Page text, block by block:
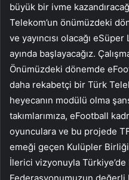
büyük bir ivme
Telekom’un önümüzdeki
ve yayıncısı olacağı
ayında başlayacağız.
Önümüzdeki dönemde
daha rekabetçi bir Türk
heyecanın modülü olma
takımlarımıza, eFootball
oyunculara ve bu projede
emeği geçen Kulüpler Birliği
İlerici vizyonuyla
Federasyonumuzun değerli